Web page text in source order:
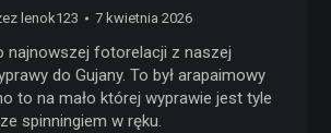
lenok123 7 kwietnia 2026
najnowszej fotorelacji z naszej
do Gujany. To był arapaimowy
to na mało której wyprawie jest tyle
spinningiem w ręku.